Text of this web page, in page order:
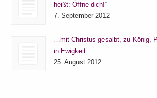
heißt: Öffne dich!“
7. September 2012
…mit Christus gesalbt, zu König,
in Ewigkeit.
25. August 2012